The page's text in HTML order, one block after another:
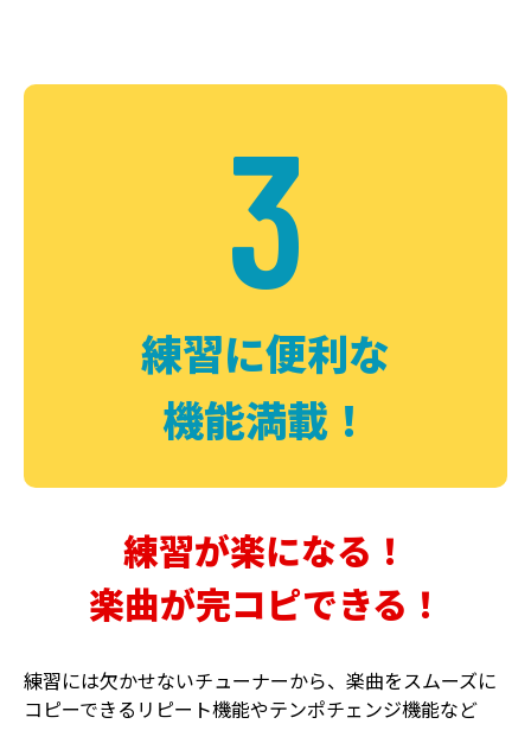
DELAY PHASER
3
練習に便利な
機能満載！
練習が楽になる！
楽曲が完コピできる！
練習には欠かせないチューナーから、楽曲をスムーズに
コピーできるリピート機能やテンポチェンジ機能など